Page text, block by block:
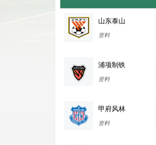
山东泰山
资料
浦项制铁
资料
甲府风林
资料